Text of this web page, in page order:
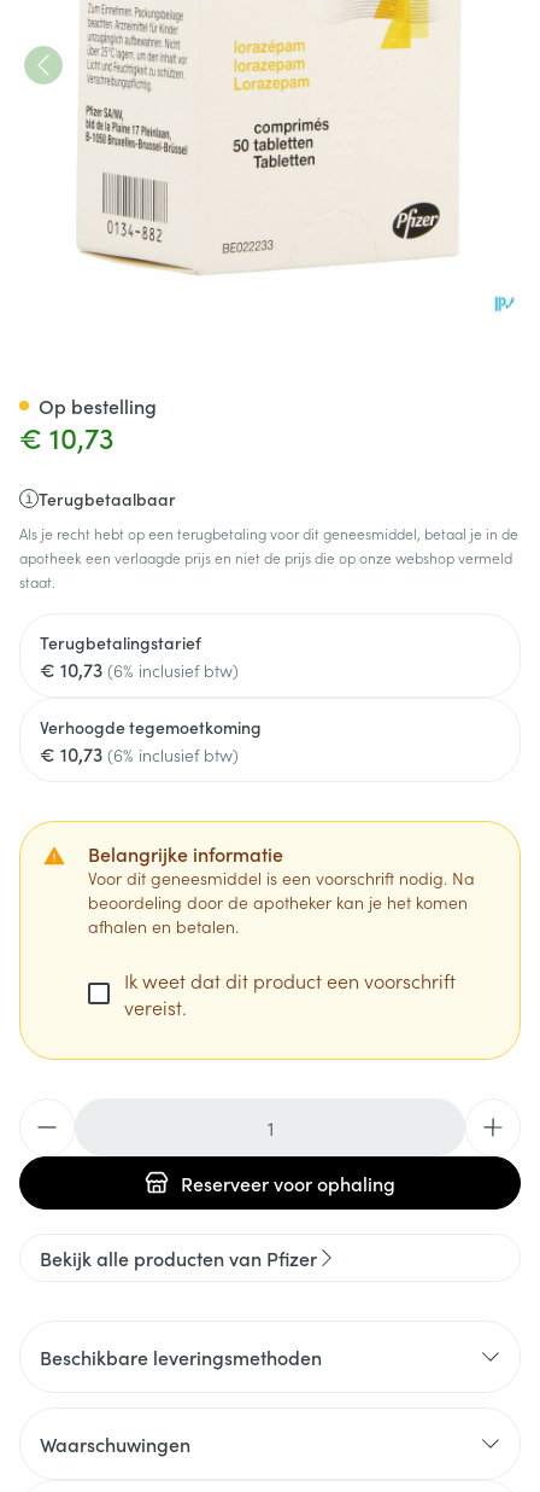
€ 10,73
Terugbetaalbaar
Als je recht hebt op een terugbetaling voor dit geneesmiddel, betaal je in de
apotheek een verlaagde prijs en niet de prijs die op onze webshop vermeld
staat.
Terugbetalingstarief
€ 10,73 (6% inclusief btw)
Verhoogde tegemoetkoming
€ 10,73 (6% inclusief btw)
Belangrijke informatie
Voor dit geneesmiddel is een voorschrift nodig. Na
beoordeling door de apotheker kan je het komen
afhalen en betalen.
Ik weet dat dit product een voorschrift
vereist.
Reserveervoor ophaling
Op bestelling
Bekijk alle producten van Pfizer
Beschikbare leveringsmethoden
Waarschuwingen